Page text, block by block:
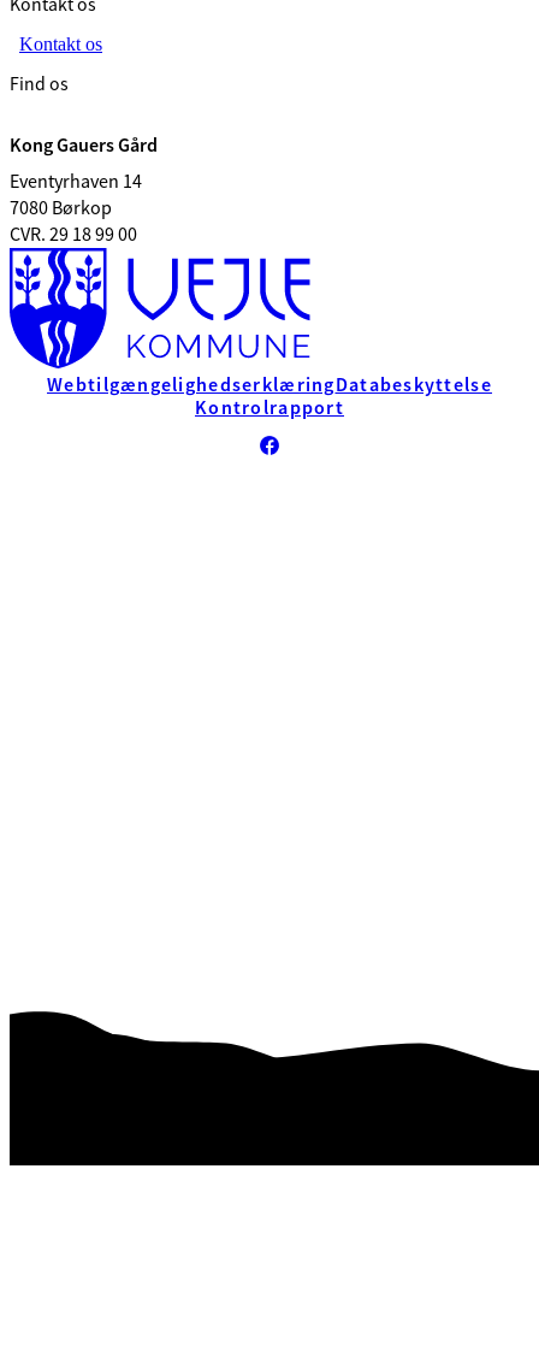
Kontakt os
Kontakt os
Find os
Kong Gauers Gård
Eventyrhaven 14
7080 Børkop
CVR. 29 18 99 00
WebtilgængelighedserklæringDatabeskyttelse
Kontrolrapport